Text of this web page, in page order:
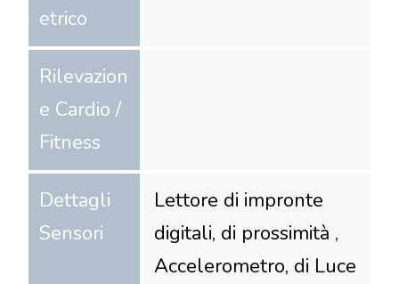
etrico
Rilevazion
e Cardio /
Fitness
Dettagli
Sensori
Lettore di impronte
digitali, di prossimità ,
Accelerometro, di Luce